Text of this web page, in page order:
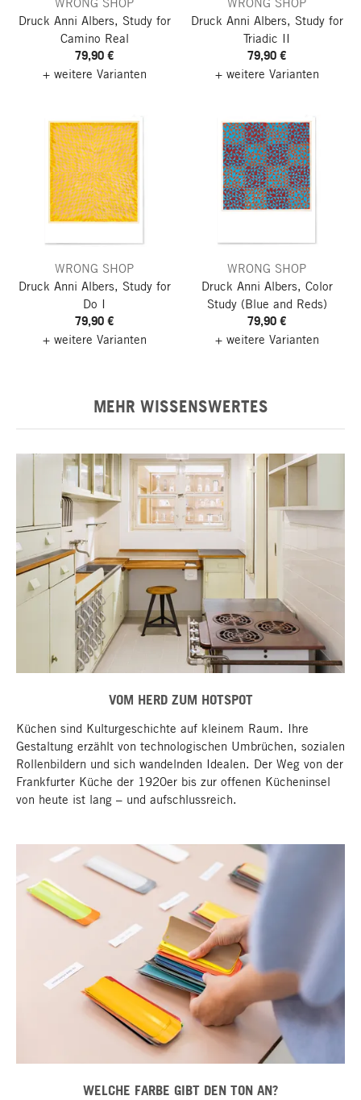
Druck Anni Albers, Study for
Camino Real
79,90 €
+ weitere Varianten
Druck Anni Albers, Study for
Triadic II
79,90 €
+ weitere Varianten
WRONG SHOP
Druck Anni Albers, Study for
Do I
79,90 €
+ weitere Varianten
WRONG SHOP
Druck Anni Albers, Color
Study (Blue and Reds)
79,90 €
+ weitere Varianten
MEHR WISSENSWERTES
VOM HERD ZUM HOTSPOT
Küchen sind Kulturgeschichte auf kleinem Raum. Ihre
Gestaltung erzählt von technologischen Umbrüchen, sozialen
Rollenbildern und sich wandelnden Idealen. Der Weg von der
Frankfurter Küche der 1920er bis zur offenen Kücheninsel
von heute ist lang – und aufschlussreich.
WELCHE FARBE GIBT DEN TON AN?